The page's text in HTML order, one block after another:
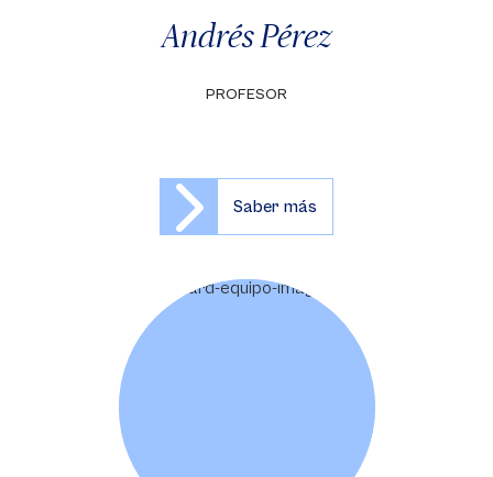
Andrés Pérez
PROFESOR
Saber más